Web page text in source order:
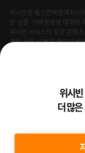
위시빈은 통신판매중개자이
은 상품·거래정보에 대하여
위시빈 서비스의 모든 콘텐
혹은 사용 시 법적 책임이 발
Venture Enterprise위시
더 많